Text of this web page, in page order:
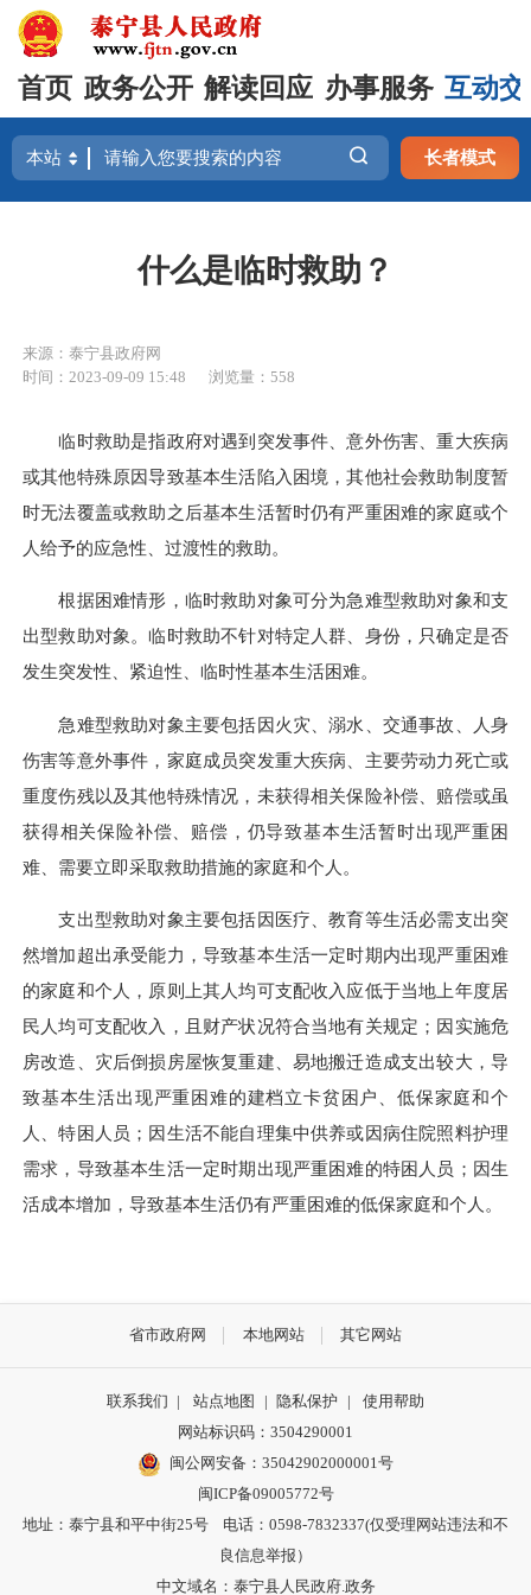
首页 政务公开 解读回应 办事服务 互动
长者模式
什么是临时救助？
来源：泰宁县政府网
时间：2023-09-09 15:48
浏览量：558
临时救助是指政府对遇到突发事件、意外伤害、重大疾病
或其他特殊原因导致基本生活陷入困境，其他社会救助制度暂
时无法覆盖或救助之后基本生活暂时仍有严重困难的家庭或个
人给予的应急性、过渡性的救助。
根据困难情形，临时救助对象可分为急难型救助对象和支
出型救助对象。临时救助不针对特定人群、身份，只确定是否
发生突发性、紧迫性、临时性基本生活困难。
急难型救助对象主要包括因火灾、溺水、交通事故、人身
伤害等意外事件，家庭成员突发重大疾病、主要劳动力死亡或
重度伤残以及其他特殊情况，未获得相关保险补偿、赔偿或虽
获得相关保险补偿、赔偿，仍导致基本生活暂时出现严重困
难、需要立即采取救助措施的家庭和个人。
支出型救助对象主要包括因医疗、教育等生活必需支出突
然增加超出承受能力，导致基本生活一定时期内出现严重困难
的家庭和个人，原则上其人均可支配收入应低于当地上年度居
民人均可支配收入，且财产状况符合当地有关规定；因实施危
房改造、灾后倒损房屋恢复重建、易地搬迁造成支出较大，导
致基本生活出现严重困难的建档立卡贫困户、低保家庭和个
人、特困人员；因生活不能自理集中供养或因病住院照料护理
需求，导致基本生活一定时期出现严重困难的特困人员；因生
活成本增加，导致基本生活仍有严重困难的低保家庭和个人。
省市政府网 本地网站 其它网站
联系我们 | 站点地图 | 隐私保护 |
使用帮助
网站标识码：3504290001
闽公网安备：35042902000001号
闽ICP备09005772号
地址：泰宁县和平中街25号 电话：0598-7832337(仅受理网站违法和不
良信息举报）
中文域名：泰宁县人民政府.政务